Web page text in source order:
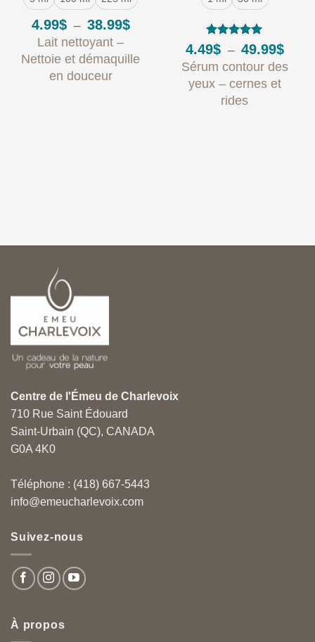
4.99$ – 38.99$Plage
de
4.99$
à
Lait nettoyant –
Nettoie et démaquille
en douceur
Note
sur
5
4.49$ – 49.99$Plage
de
prix :
Sérum contour des
yeux – cernes et
rides
Centre de l'Émeu de Charlevoix
710 Rue Saint Édouard
Saint-Urbain (QC), CANADA
G0A 4K0
Téléphone : (418) 667-5443
info@emeucharlevoix.com
Suivez-nous
À propos